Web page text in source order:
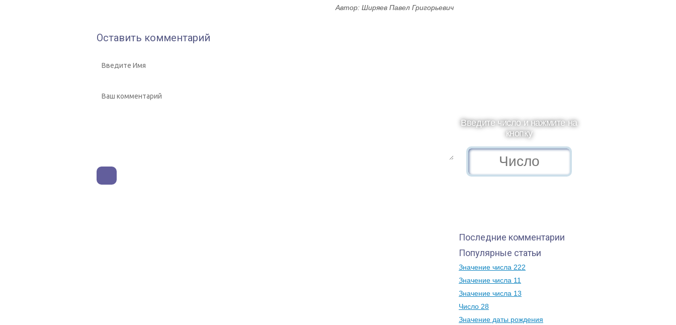
Автор: Ширяев Павел Григорьевич
Оставить комментарий
Введите число и нажмите на
кнопку
Последние комментарии
Популярные статьи
Значение числа 222
Значение числа 11
Значение числа 13
Число 28
Значение даты рождения